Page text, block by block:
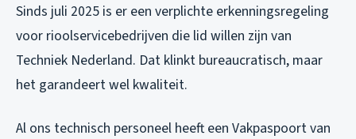
Sinds juli 2025 is er een verplichte erkenningsregeling
voor rioolservicebedrijven die lid willen zijn van
Techniek Nederland. Dat klinkt bureaucratisch, maar
het garandeert wel kwaliteit.
Al ons technisch personeel heeft een Vakpaspoort van